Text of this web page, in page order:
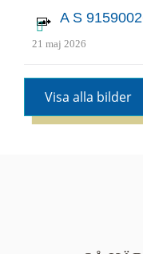
A S
21 maj 2026
Visa alla bilder